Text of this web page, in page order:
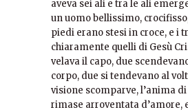
aveva sei ali e tra le ali
un uomo bellissimo,
piedi erano stesi in croce, e i
chiaramente quelli di Gesù
velava il capo, due
corpo, due si tendevano al
visione scomparve, l’anima
rimase arroventata d’amore,